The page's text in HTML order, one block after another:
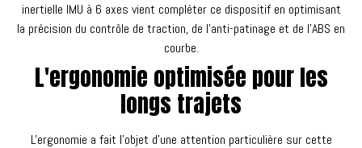
inertielle IMU à 6 axes vient compléter ce dispositif en optimisant
la précision du contrôle de traction, de l'anti-patinage et de l'ABS en
courbe.
L'ergonomie optimisée pour les
longs trajets
L'ergonomie a fait l'objet d'une attention particulière sur cette